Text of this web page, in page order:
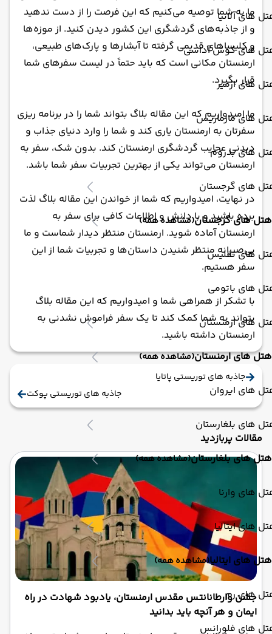
های آلانیا
های کوش آداسی
های ازمیر
های مارماریس
های بدروم
های گرجستان
هتل های گرجستان(مشاهده همه)
های تفلیس
های باتومی
های ارمنستان
هتل های ارمنستان(مشاهده همه)
های ایروان
های بلغارستان
هتل های بلغارستان(مشاهده همه)
های وارنا
های ایتالیا
هتل های ایتالیا(مشاهده همه)
های رم
های فلورانس
ما به شما توصیه می‌کنیم که این فرصت را از دست ندهید
و از جاذبه‌های گردشگری این کشور دیدن کنید. از موزه‌ها
و کلیساهای قدیمی گرفته تا آبشارها و پارک‌های طبیعی،
ارمنستان مکانی است که باید حتماً در لیست سفرهای شما
قرار بگیرد.
ما امیدواریم که این مقاله بلاگ بتواند شما را در برنامه ریزی
سفرتان به ارمنستان یاری کند و شما را وارد دنیای جذاب و
دیدنی عجایب گردشگری ارمنستان کند. بدون شک، سفر به
ارمنستان می‌تواند یکی از بهترین تجربیات سفر شما باشد.
در نهایت، امیدواریم که شما از خواندن این مقاله بلاگ لذت
برده باشید و با دانش و اطلاعات کافی برای سفر به
ارمنستان آماده شوید. ارمنستان منتظر دیدار شماست و ما
بی‌صبرانه منتظر شنیدن داستان‌ها و تجربیات شما از این
سفر هستیم.
با تشکر از همراهی شما و امیدواریم که این مقاله بلاگ
بتواند به شما کمک کند تا یک سفر فراموش نشدنی به
ارمنستان داشته باشید.
جاذبه های توریستی پاتایا
جاذبه های توریستی پوکت
مقالات پربازدید
جشن وارطانانتس مقدس ارمنستان، یادبود شهادت در راه
ایمان و هر آنچه باید بدانید